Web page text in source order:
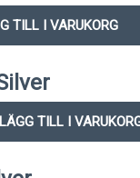
TILL I VARUKORG
LÄGG TILL I